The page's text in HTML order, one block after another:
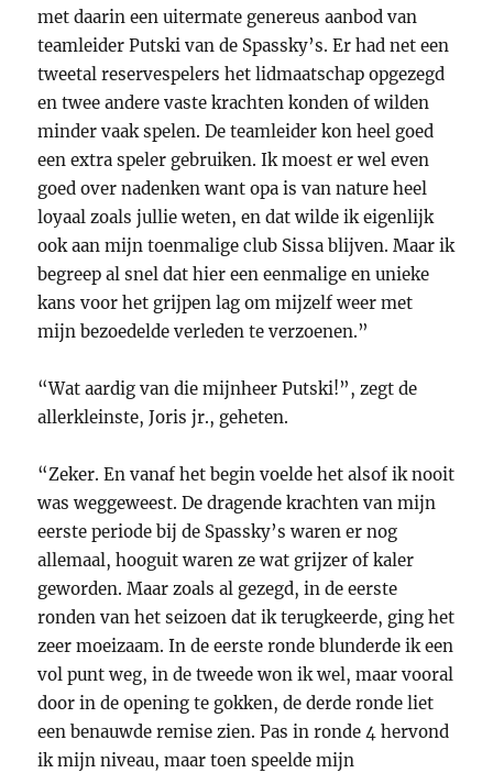
met daarin een uitermate genereus aanbod van
teamleider Putski van de Spassky’s. Er had net een
tweetal reservespelers het lidmaatschap opgezegd
en twee andere vaste krachten konden of wilden
minder vaak spelen. De teamleider kon heel goed
een extra speler gebruiken. Ik moest er wel even
goed over nadenken want opa is van nature heel
loyaal zoals jullie weten, en dat wilde ik eigenlijk
ook aan mijn toenmalige club Sissa blijven. Maar ik
begreep al snel dat hier een eenmalige en unieke
kans voor het grijpen lag om mijzelf weer met
mijn bezoedelde verleden te verzoenen.”
“Wat aardig van die mijnheer Putski!”, zegt de
allerkleinste, Joris jr., geheten.
“Zeker. En vanaf het begin voelde het alsof ik nooit
was weggeweest. De dragende krachten van mijn
eerste periode bij de Spassky’s waren er nog
allemaal, hooguit waren ze wat grijzer of kaler
geworden. Maar zoals al gezegd, in de eerste
ronden van het seizoen dat ik terugkeerde, ging het
zeer moeizaam. In de eerste ronde blunderde ik een
vol punt weg, in de tweede won ik wel, maar vooral
door in de opening te gokken, de derde ronde liet
een benauwde remise zien. Pas in ronde 4 hervond
ik mijn niveau, maar toen speelde mijn